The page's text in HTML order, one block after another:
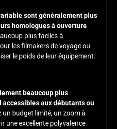
sont généralement plus
homologues à ouverture
plus faciles à
les filmakers de voyage ou
le poids de leur équipement.
beaucoup plus
accessibles aux débutants ou
un budget limité, un zoom à
une excellente polyvalence